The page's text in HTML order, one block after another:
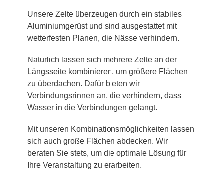
Unsere Zelte überzeugen durch ein stabiles
Aluminiumgerüst und sind ausgestattet mit
wetterfesten Planen, die Nässe verhindern.
Natürlich lassen sich mehrere Zelte an der
Längsseite kombinieren, um größere Flächen
zu überdachen. Dafür bieten wir
Verbindungsrinnen an, die verhindern, dass
Wasser in die Verbindungen gelangt.
Mit unseren Kombinationsmöglichkeiten lassen
sich auch große Flächen abdecken. Wir
beraten Sie stets, um die optimale Lösung für
Ihre Veranstaltung zu erarbeiten.